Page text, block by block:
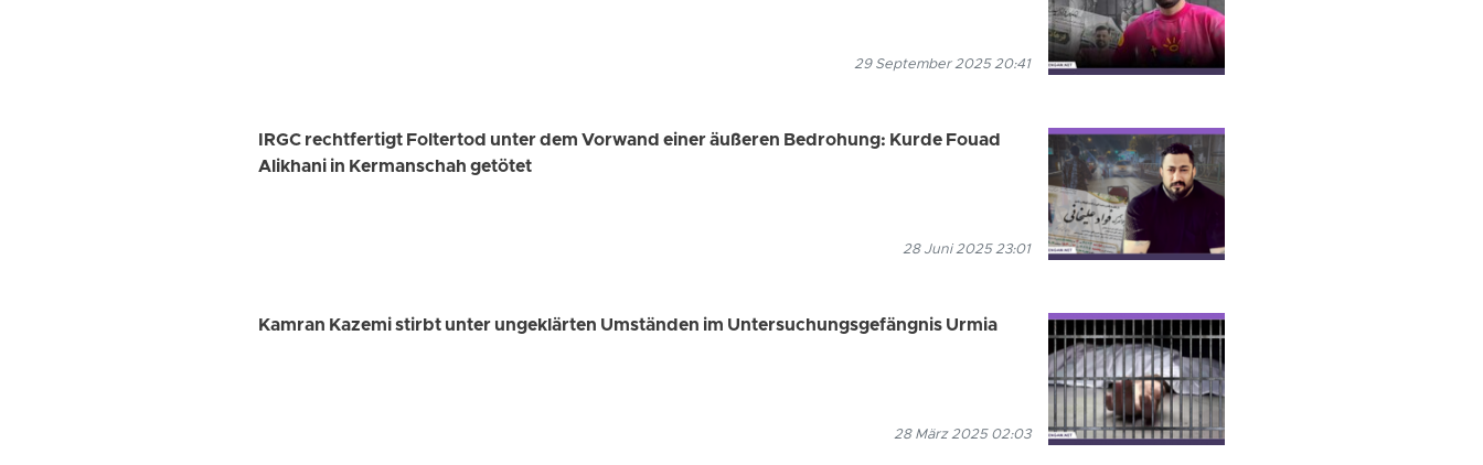
29 September 2025 20:41
IRGC rechtfertigt Foltertod unter dem Vorwand einer äußeren Bedrohung: Kurde Fouad
Alikhani in Kermanschah getötet
28 Juni 2025 23:01
Kamran Kazemi stirbt unter ungeklärten Umständen im Untersuchungsgefängnis Urmia
28 März 2025 02:03